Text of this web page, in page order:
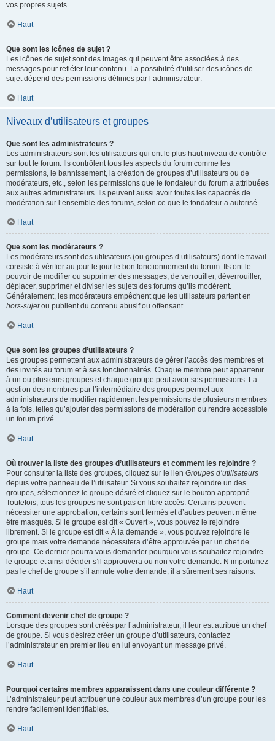
vos propres sujets.
Haut
Que sont les icônes de sujet ?
Les icônes de sujet sont des images qui peuvent être associées à des
messages pour refléter leur contenu. La possibilité d’utiliser des icônes de
sujet dépend des permissions définies par l’administrateur.
Haut
Niveaux d’utilisateurs et groupes
Que sont les administrateurs ?
Les administrateurs sont les utilisateurs qui ont le plus haut niveau de contrôle
sur tout le forum. Ils contrôlent tous les aspects du forum comme les
permissions, le bannissement, la création de groupes d’utilisateurs ou de
modérateurs, etc., selon les permissions que le fondateur du forum a attribuées
aux autres administrateurs. Ils peuvent aussi avoir toutes les capacités de
modération sur l’ensemble des forums, selon ce que le fondateur a autorisé.
Haut
Que sont les modérateurs ?
Les modérateurs sont des utilisateurs (ou groupes d’utilisateurs) dont le travail
consiste à vérifier au jour le jour le bon fonctionnement du forum. Ils ont le
pouvoir de modifier ou supprimer des messages, de verrouiller, déverrouiller,
déplacer, supprimer et diviser les sujets des forums qu’ils modèrent.
Généralement, les modérateurs empêchent que les utilisateurs partent en
hors-sujetou publient du contenu abusif ou offensant.
Haut
Que sont les groupes d’utilisateurs ?
Les groupes permettent aux administrateurs de gérer l’accès des membres et
des invités au forum et à ses fonctionnalités. Chaque membre peut appartenir
à un ou plusieurs groupes et chaque groupe peut avoir ses permissions. La
gestion des membres par l’intermédiaire des groupes permet aux
administrateurs de modifier rapidement les permissions de plusieurs membres
à la fois, telles qu’ajouter des permissions de modération ou rendre accessible
un forum privé.
Haut
Où trouver la liste des groupes d’utilisateurs et comment les rejoindre ?
Pour consulter la liste des groupes, cliquez sur le lien Groupes d’utilisateurs
depuis votre panneau de l’utilisateur. Si vous souhaitez rejoindre un des
groupes, sélectionnez le groupe désiré et cliquez sur le bouton approprié.
Toutefois, tous les groupes ne sont pas en libre accès. Certains peuvent
nécessiter une approbation, certains sont fermés et d’autres peuvent même
être masqués. Si le groupe est dit « Ouvert », vous pouvez le rejoindre
librement. Si le groupe est dit « À la demande », vous pouvez rejoindre le
groupe mais votre demande nécessitera d’être approuvée par un chef de
groupe. Ce dernier pourra vous demander pourquoi vous souhaitez rejoindre
le groupe et ainsi décider s’il approuvera ou non votre demande. N’importunez
pas le chef de groupe s’il annule votre demande, il a sûrement ses raisons.
Haut
Comment devenir chef de groupe ?
Lorsque des groupes sont créés par l’administrateur, il leur est attribué un chef
de groupe. Si vous désirez créer un groupe d’utilisateurs, contactez
l’administrateur en premier lieu en lui envoyant un message privé.
Haut
Pourquoi certains membres apparaissent dans une couleur différente ?
L’administrateur peut attribuer une couleur aux membres d’un groupe pour les
rendre facilement identifiables.
Haut